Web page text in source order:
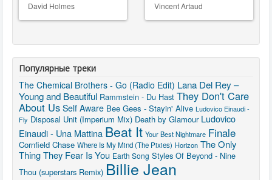
David Holmes Vincent Artaud
Популярные треки
The Chemical Brothers - Go (Radio Edit) Lana Del Rey –
Young and Beautiful Rammstein - Du Hast They Don't Care
About Us Self Aware Bee Gees - Stayin' Alive Ludovico Einaudi -
Fly Disposal Unit (Imperium Mix) Death by Glamour Ludovico
Einaudi - Una Mattina Beat It Your Best Nightmare Finale
Cornfield Chase Where Is My Mind (The Pixies) Horizon The Only
Thing They Fear Is You Earth Song Styles Of Beyond - Nine
Thou (superstars Remix) Billie Jean